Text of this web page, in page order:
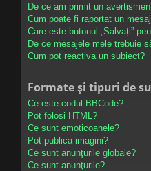
De ce am primit un
Cum poate fi raportat un
Care este butonul „Salvați”
De ce mesajele mele trebuie
Cum pot reactiva un subiect?
Formate și tipuri de
Ce este codul BBCode?
Pot folosi HTML?
Ce sunt emoticoanele?
Pot publica imagini?
Ce sunt anunţurile globale?
Ce sunt anunţurile?